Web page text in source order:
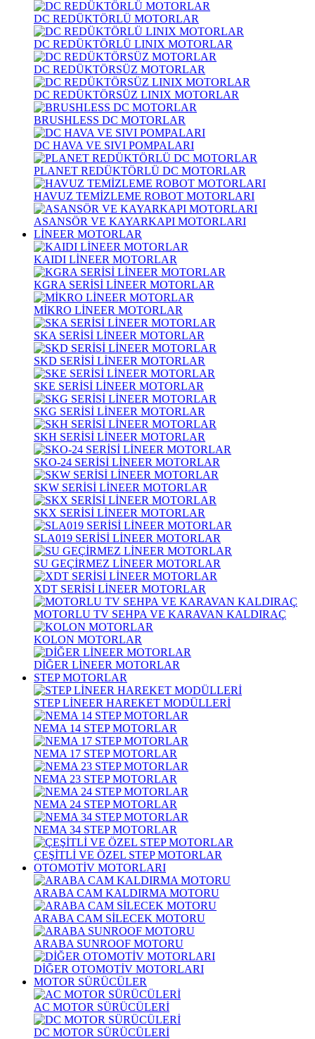
DC REDÜKTÖRLÜ MOTORLAR
DC REDÜKTÖRLÜ LINIX MOTORLAR
DC REDÜKTÖRSÜZ MOTORLAR
DC REDÜKTÖRSÜZ LINIX MOTORLAR
BRUSHLESS DC MOTORLAR
DC HAVA VE SIVI POMPALARI
PLANET REDÜKTÖRLÜ DC MOTORLAR
HAVUZ TEMİZLEME ROBOT MOTORLARI
ASANSÖR VE KAYARKAPI MOTORLARI
LİNEER MOTORLAR
KAIDI LİNEER MOTORLAR
KGRA SERİSİ LİNEER MOTORLAR
MİKRO LİNEER MOTORLAR
SKA SERİSİ LİNEER MOTORLAR
SKD SERİSİ LİNEER MOTORLAR
SKE SERİSİ LİNEER MOTORLAR
SKG SERİSİ LİNEER MOTORLAR
SKH SERİSİ LİNEER MOTORLAR
SKO-24 SERİSİ LİNEER MOTORLAR
SKW SERİSİ LİNEER MOTORLAR
SKX SERİSİ LİNEER MOTORLAR
SLA019 SERİSİ LİNEER MOTORLAR
SU GEÇİRMEZ LİNEER MOTORLAR
XDT SERİSİ LİNEER MOTORLAR
MOTORLU TV SEHPA VE KARAVAN KALDIRAÇ
KOLON MOTORLAR
DİĞER LİNEER MOTORLAR
STEP MOTORLAR
STEP LİNEER HAREKET MODÜLLERİ
NEMA 14 STEP MOTORLAR
NEMA 17 STEP MOTORLAR
NEMA 23 STEP MOTORLAR
NEMA 24 STEP MOTORLAR
NEMA 34 STEP MOTORLAR
ÇEŞİTLİ VE ÖZEL STEP MOTORLAR
OTOMOTİV MOTORLARI
ARABA CAM KALDIRMA MOTORU
ARABA CAM SİLECEK MOTORU
ARABA SUNROOF MOTORU
DİĞER OTOMOTİV MOTORLARI
MOTOR SÜRÜCÜLER
AC MOTOR SÜRÜCÜLERİ
DC MOTOR SÜRÜCÜLERİ